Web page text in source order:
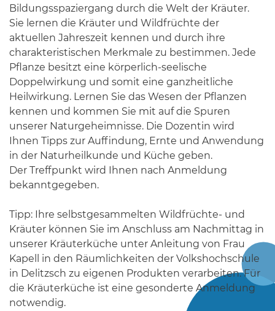
Bildungsspaziergang durch die Welt der Kräuter.
Sie lernen die Kräuter und Wildfrüchte der
aktuellen Jahreszeit kennen und durch ihre
charakteristischen Merkmale zu bestimmen. Jede
Pflanze besitzt eine körperlich-seelische
Doppelwirkung und somit eine ganzheitliche
Heilwirkung. Lernen Sie das Wesen der Pflanzen
kennen und kommen Sie mit auf die Spuren
unserer Naturgeheimnisse. Die Dozentin wird
Ihnen Tipps zur Auffindung, Ernte und Anwendung
in der Naturheilkunde und Küche geben.
Der Treffpunkt wird Ihnen nach Anmeldung
bekanntgegeben.
Tipp: Ihre selbstgesammelten Wildfrüchte- und
Kräuter können Sie im Anschluss am Nachmittag in
unserer Kräuterküche unter Anleitung von Frau
Kapell in den Räumlichkeiten der Volkshochschule
in Delitzsch zu eigenen Produkten verarbeiten. Für
die Kräuterküche ist eine gesonderte Anmeldung
notwendig.